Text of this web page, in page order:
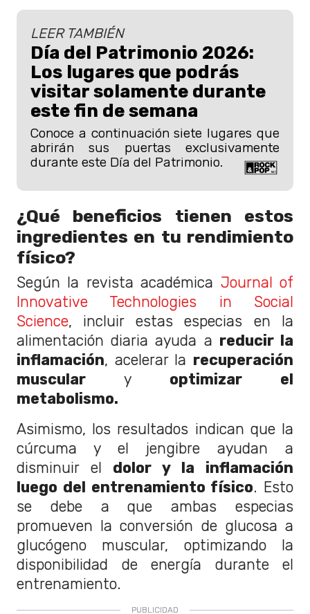
LEER TAMBIÉN
Día del Patrimonio 2026:
Los lugares que podrás
visitar solamente durante
este fin de semana
Conoce a continuación siete lugares que
abrirán sus puertas exclusivamente
durante este Día del Patrimonio.
¿Qué beneficios tienen estos
ingredientes en tu rendimiento
físico?
Según la revista académica Journal of
Innovative Technologies in Social
Science, incluir estas especias en la
alimentación diaria ayuda a reducir la
inflamación, acelerar la recuperación
muscular y optimizar el
metabolismo.
Asimismo, los resultados indican que la
cúrcuma y el jengibre ayudan a
disminuir el dolor y la inflamación
luego del entrenamiento físico. Esto
se debe a que ambas especias
promueven la conversión de glucosa a
glucógeno muscular, optimizando la
disponibilidad de energía durante el
entrenamiento.